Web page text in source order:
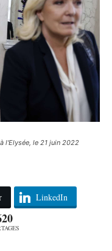
l'Elysée, le 21 juin 2022
LinkedIn